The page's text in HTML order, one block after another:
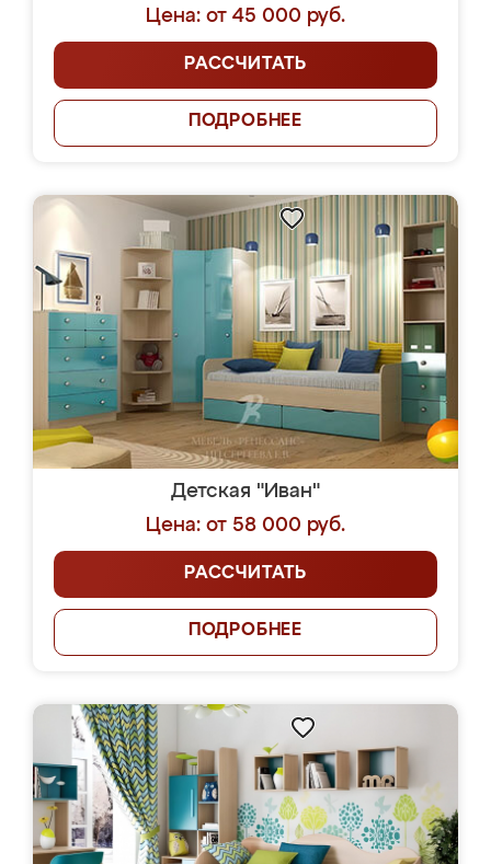
Цена: от 45 000 руб.
РАССЧИТАТЬ
ПОДРОБНЕЕ
Детская "Иван"
Цена: от 58 000 руб.
РАССЧИТАТЬ
ПОДРОБНЕЕ